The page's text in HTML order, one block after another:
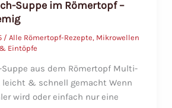
Suppe im Römertopf –
/ Alle Römertopf-Rezepte, Mikrowellen
Eintöpfe
aus dem Römertopf Multi-
leicht & schnell gemacht Wenn
wird oder einfach nur eine